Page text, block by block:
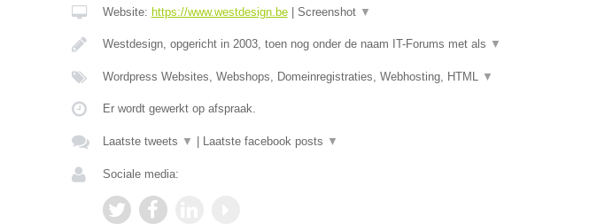
Website: https://www.westdesign.be| Screenshot ▼
Westdesign, opgericht in 2003, toen nog onder de naam IT-Forums met als ▼
Wordpress Websites, Webshops, Domeinregistraties, Webhosting, HTML ▼
Er wordt gewerkt op afspraak.
Laatste tweets ▼ Laatste facebook posts ▼
Sociale media: